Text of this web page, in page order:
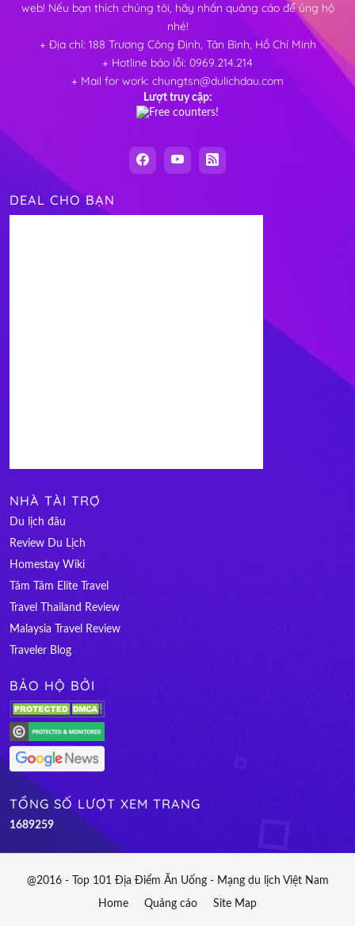
web! Nếu bạn thích chúng tôi, hãy nhấn quảng cáo để ủng hộ
nhé!
+ Địa chỉ: 188 Trương Công Định, Tân Bình, Hồ Chí Minh
+ Hotline báo lỗi: 0969.214.214
+ Mail for work: chungtsn@dulichdau.com
Lượt truy cập:
DEAL CHO BẠN
NHÀ TÀI TRỢ
Du lịch đâu
Review Du Lịch
Homestay Wiki
Tâm Tâm Elite Travel
Travel Thailand Review
Malaysia Travel Review
Traveler Blog
BẢO HỘ BỞI
TỔNG SỐ LƯỢT XEM TRANG
1689259
@2016 - Top 101 Địa Điểm Ăn Uống - Mạng du lịch Việt Nam
Home Quảng cáo Site Map